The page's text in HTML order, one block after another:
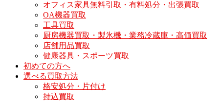
オフィス家具無料引取・有料処分・出張買取
OA機器買取
工具買取
厨房機器買取・製氷機・業務冷蔵庫・高価買取
店舗用品買取
健康器具・スポーツ買取
初めての方へ
選べる買取方法
格安処分・片付け
持込買取